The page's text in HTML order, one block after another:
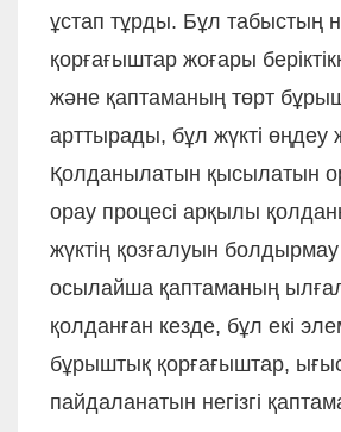
ұстап тұрды. Бұл табыстың
қорғағыштар жоғары
және қаптаманың төрт
арттырады, бұл жүкті өңдеу
Қолданылатын қысылатын
орау процесі арқылы
жүктің қозғалуын
осылайша қаптаманың
қолданған кезде, бұл екі
бұрыштық қорғағыштар,
пайдаланатын негізгі